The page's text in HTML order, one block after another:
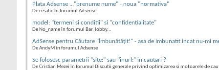
Plata Adsense ..."prenume nume" - noua "normativa"
De resahc în forumul Adsense
model: "termeni si conditii" si "confidentialitate"
De No_name în forumul Bar, lobby...
AdSense pentru Căutare "Îmbunătăţit!" - asa de imbunatit incat nu-mi
De AndyM în forumul Adsense
Se folosesc parametrii "site:" sau "inurl:" in cautari ?
De Cristian Mezei în forumul Discutii generale privind optimizarea si motoarele de